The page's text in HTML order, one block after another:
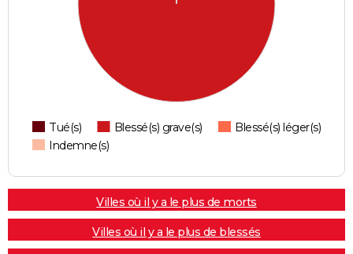
Tué(s) Blessé(s) grave(s)
Blessé(s) léger(s)
Indemne(s)
Villes où il y a le plus de morts
Villes où il y a le plus de blessés